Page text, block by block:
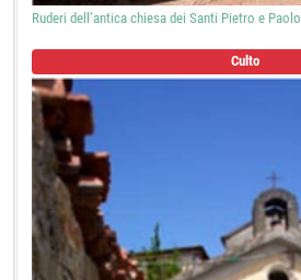
Ruderi dell’antica chiesa dei Santi Pietro e Paolo
Culto